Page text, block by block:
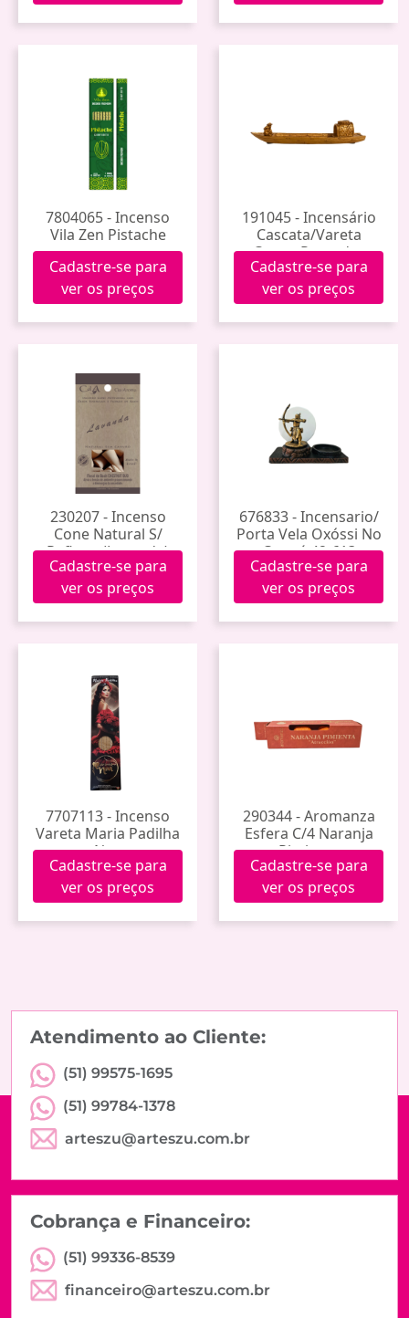
7804065 - Incenso
Vila Zen Pistache
Cadastre-se para
ver os preços
191045 - Incensário
Cascata/Vareta
Canoa Pescador
Cadastre-se para
ver os preços
230207 - Incenso
Cone Natural S/
Refluxo (Lavanda)
Cadastre-se para
ver os preços
676833 - Incensario/
Porta Vela Oxóssi No
Congá 42-613
Cadastre-se para
ver os preços
7707113 - Incenso
Vareta Maria Padilha
Noa
Cadastre-se para
ver os preços
290344 - Aromanza
Esfera C/4 Naranja
Pimienta
Cadastre-se para
ver os preços
Atendimento ao Cliente:
(51) 99575-1695
(51) 99784-1378
arteszu@arteszu.com.br
Cobrança e Financeiro:
(51) 99336-8539
financeiro@arteszu.com.br